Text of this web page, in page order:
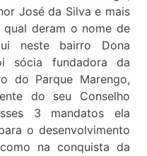
José da Silva e mais
deram o nome de
neste bairro Dona
sócia fundadora da
do Parque Marengo,
do seu Conselho
3 mandatos ela
o desenvolvimento
na conquista da